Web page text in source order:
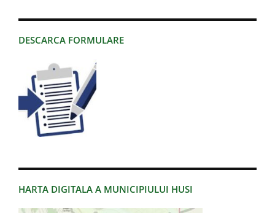
DESCARCA FORMULARE
HARTA DIGITALA A MUNICIPIULUI HUSI